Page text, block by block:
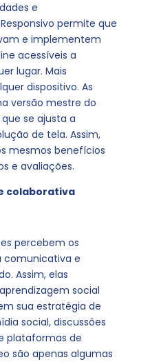
e
permite que
e implementem
acessíveis a
lugar. Mais
dispositivo. As
versão mestre do
se ajusta a
de tela. Assim,
mesmos benefícios
e avaliações.
colaborativa
percebem os
comunicativa e
Assim, elas
social
sua estratégia de
social, discussões
plataformas de
são apenas algumas